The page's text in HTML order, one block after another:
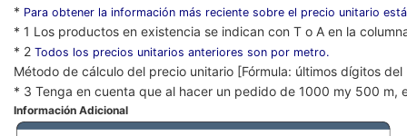
* Para obtener la información más reciente sobre el precio unitario
* 1 Los productos en existencia se indican con T o A en la
* 2 Todos los precios unitarios anteriores son por metro.
Método de cálculo del precio unitario [Fórmula: últimos dígitos
* 3 Tenga en cuenta que al hacer un pedido de 1000 my 500
Información Adicional